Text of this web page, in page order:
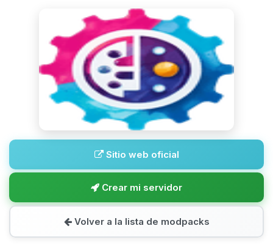
Sitio web oficial
Crear mi servidor
Volver a la lista de modpacks